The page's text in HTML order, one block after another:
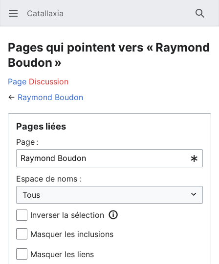
Ouvrir le menu principal Catallaxia
Pages qui pointent vers « Raymond
Boudon »
Page Discussion
← Raymond Boudon
Pages liées
Page :
Espace de noms :
Inverser la sélection
Masquer les inclusions
Masquer les liens